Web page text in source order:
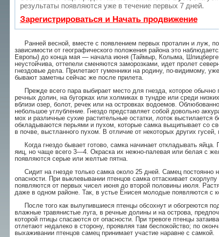
результаты появляются уже в течение первых 7 дней.
Зарегистрироваться и Начать продвижение
Ранней весной, вместе с появлением первых проталин и луж,
зависимости от географического положения района это
Европы) до конца мая — начала июня (Таймыр, Колыма,
неустойчива, оттепели сменяются заморозками, идет пролет
гнездовые дела. Прилетают гу­менники на родину, по-видимому,
бывают заметны сейчас же после прилета.
Прежде всего пара выбирает место для гнезда, которое
речных долин, на бугорках или хол­миках в тундре или среди
вблизи озер, бо­лот, речек или на островках водоемов.
небольшое углубление. Гнездо представляет собой довольно
мох и различные сухие расти­тельные остатки, лоток
обкладываются перья­ми и пухом, которые самка выщипывает со
в почве, выстланного пухом. В отличие от некоторых других
Когда гнездо бывает готово, самка начинает откладывать
яиц, но чаще всего 3—4. Окраска их нежно-палевая или белая с
появляются серые или желтые пятна.
Сидит на гнезде только самка около 25 дней. Самец постоянно
опасности. При выклевывании птенцов самка оттаскивает
появляются от первых чисел июня до второй половины июля.
даже в одном районе. Так, в устье Енисея молодые появляются с
После того как вылупившиеся птенцы обсохнут и обогреются
влажные травянистые луга, в речные долины и на острова,
которой пти­цы спасаются от опасности. При тревоге птенцы
отлетают недалеко в сторону, проявляя там беспокойство; по
выхаживании птенцов са­мец принимает участие наравне с самкой.